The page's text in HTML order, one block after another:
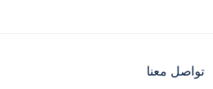
تواصل معنا